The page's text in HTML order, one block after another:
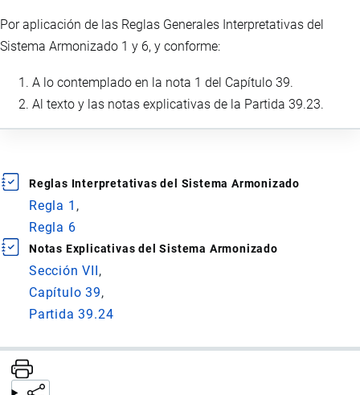
Por aplicación de las Reglas Generales Interpretativas del
Sistema Armonizado 1 y 6, y conforme:
A lo contemplado en la nota 1 del Capítulo 39.
Al texto y las notas explicativas de la Partida 39.23.
Reglas Interpretativas del Sistema Armonizado
Regla 1
Regla 6
Notas Explicativas del Sistema Armonizado
Sección VII
Capítulo 39
Partida 39.24